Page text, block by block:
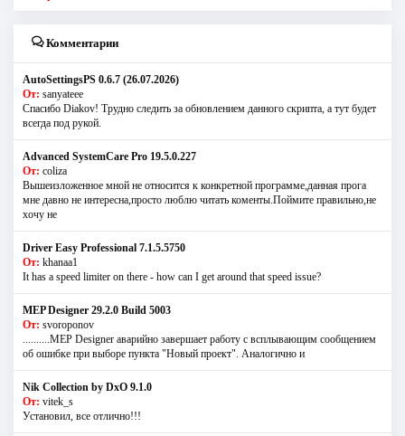
Комментарии
AutoSettingsPS 0.6.7 (26.07.2026)
От: sanyateee
Спасибо Diakov! Трудно следить за обновлением данного скрипта, а тут будет
всегда под рукой.
Advanced SystemCare Pro 19.5.0.227
От: coliza
Вышеизложенное мной не относится к конкретной программе,данная прога
мне давно не интересна,просто люблю читать коменты.Поймите правильно,не
хочу не
Driver Easy Professional 7.1.5.5750
От: khanaa1
It has a speed limiter on there - how can I get around that speed issue?
MEP Designer 29.2.0 Build 5003
От: svoroponov
..........MEP Designer аварийно завершает работу с всплывающим сообщением
об ошибке при выборе пункта "Новый проект". Аналогично и
Nik Collection by DxO 9.1.0
От: vitek_s
Установил, все отлично!!!